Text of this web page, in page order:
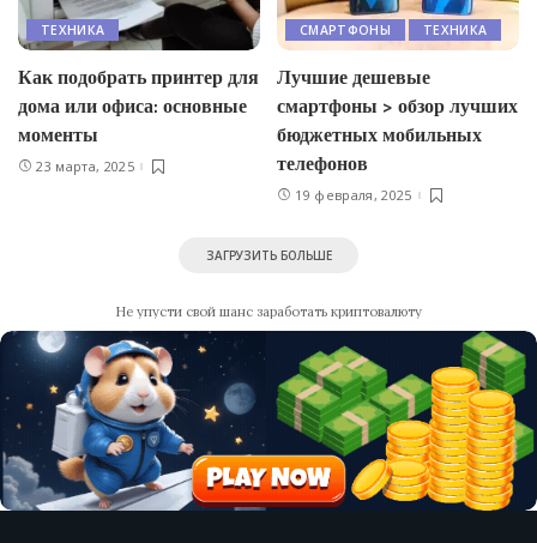
ТЕХНИКА
Как подобрать принтер для
дома или офиса: основные
моменты
23 марта, 2025
СМАРТФОНЫ ТЕХНИКА
Лучшие дешевые
смартфоны > обзор лучших
бюджетных мобильных
телефонов
19 февраля, 2025
ЗАГРУЗИТЬ БОЛЬШЕ
Не упусти свой шанс заработать криптовалюту